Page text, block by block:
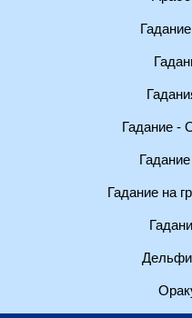
Гадание -
Гадание на